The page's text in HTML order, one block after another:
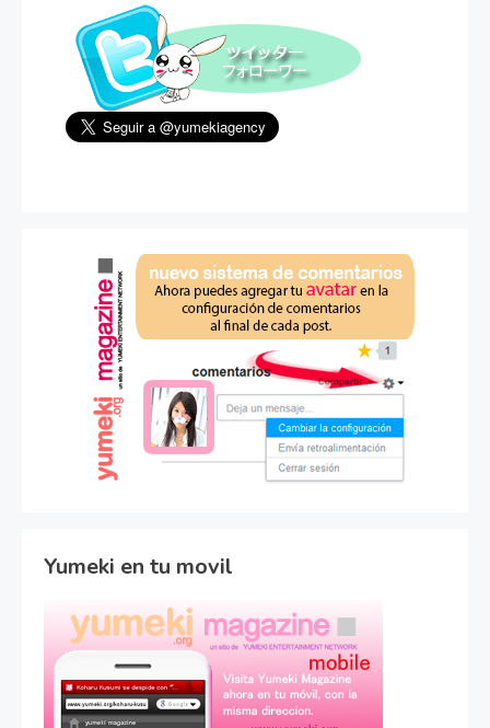
Yumeki en tu movil